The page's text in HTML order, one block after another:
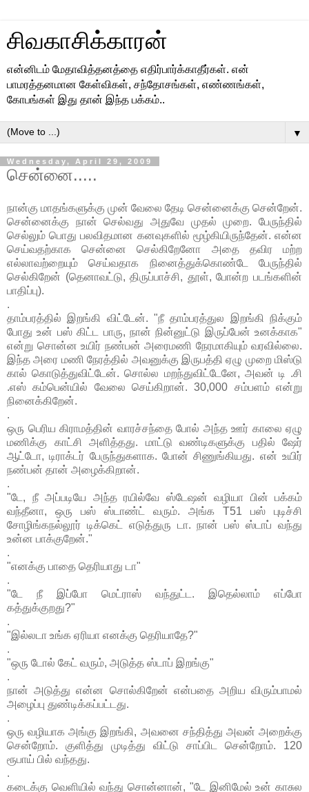
சிவகாசிக்காரன்
என்னிடம் மேதாவித்தனத்தை எதிர்பார்க்காதீர்கள். என்
பாமரத்தனமான கேள்விகள், சந்தோசங்கள், எண்ணங்கள்,
கோபங்கள் இது தான் இந்த பக்கம்..
▼
Wednesday, April 29, 2009
சென்னை.....
நான்கு மாதங்களுக்கு முன் வேலை தேடி சென்னைக்கு சென்றேன்.
சென்னைக்கு நான் செல்வது அதுவே முதல் முறை. பேருந்தில்
செல்லும் பொது பலவிதமான கனவுகளில் மூழ்கியிருந்தேன். என்ன
செய்வதற்காக சென்னை செல்கிறேனோ அதை தவிர மற்ற
எல்லாவற்றையும் செய்வதாக நினைத்துக்கொண்டே பேருந்தில்
செல்கிறேன் (தெனாவட்டு, திருப்பாச்சி, தூள், போன்ற படங்களின்
பாதிப்பு).
.
தாம்பரத்தில் இறங்கி விட்டேன். "நீ தாம்பரத்துல இறங்கி நிக்கும்
போது உன் பஸ் கிட்ட பாரு, நான் நின்னுட்டு இருப்பேன் உனக்காக"
என்று சொன்ன உயிர் நண்பன் அரைமணி நேரமாகியும் வரவில்லை.
இந்த அரை மணி நேரத்தில் அவனுக்கு இருபத்தி ஏழு முறை மிஸ்டு
கால் கொடுத்துவிட்டேன். சொல்ல மறந்துவிட்டேனே, அவன் டி .சி
.எஸ் கம்பென்யில் வேலை செய்கிறான். 30,000 சம்பளம் என்று
நினைக்கிறேன்.
.
ஒரு பெரிய கிராமத்தின் வாரச்சந்தை போல் அந்த ஊர் காலை ஏழு
மணிக்கு காட்சி அளித்தது. மாட்டு வண்டிகளுக்கு பதில் ஷேர்
ஆட்டோ, டிராக்டர் பேருந்துகளாக. போன் சிணுங்கியது. என் உயிர்
நண்பன் தான் அழைக்கிறான்.
.
"டே, நீ அப்படியே அந்த ரயில்வே ஸ்டேஷன் வழியா பின் பக்கம்
வந்தீனா, ஒரு பஸ் ஸ்டாண்ட் வரும். அங்க T51 பஸ் புடிச்சி
சோழிங்கநல்லூர் டிக்கெட் எடுத்துரு டா. நான் பஸ் ஸ்டாப் வந்து
உன்ன பாக்குறேன்."
.
"எனக்கு பாதை தெரியாது டா"
.
"டே நீ இப்போ மெட்ராஸ் வந்துட்ட. இதெல்லாம் எப்போ
கத்துக்குறது?"
.
"இல்லடா உங்க ஏரியா எனக்கு தெரியாதே?"
.
"ஒரு டோல் கேட் வரும், அடுத்த ஸ்டாப் இறங்கு"
.
நான் அடுத்து என்ன சொல்கிறேன் என்பதை அறிய விரும்பாமல்
அழைப்பு துண்டிக்கப்பட்டது.
.
ஒரு வழியாக அங்கு இறங்கி, அவனை சந்தித்து அவன் அறைக்கு
சென்றோம். குளித்து முடித்து விட்டு சாப்பிட சென்றோம். 120
ரூபாய் பில் வந்தது.
.
கடைக்கு வெளியில் வந்து சொன்னான், "டே இனிமேல் உன் காசுல